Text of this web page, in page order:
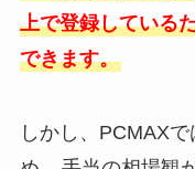
上で登録している
できます。
しかし、PCMAX